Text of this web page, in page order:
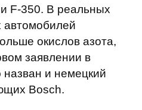
F-350. В реальных
автомобилей
окислов азота,
заявлении в
назван и немецкий
Bosch.